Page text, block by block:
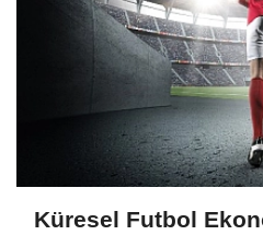
Küresel Futbol